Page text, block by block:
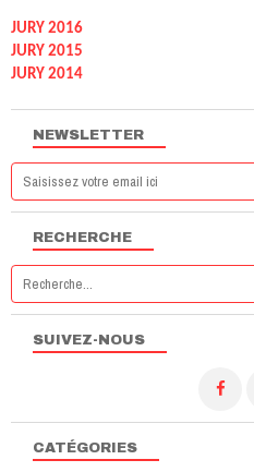
NEWSLETTER
SUIVEZ-NOUS
RECHERCHE
CATÉGORIES
JURY 2016
JURY 2015
JURY 2014